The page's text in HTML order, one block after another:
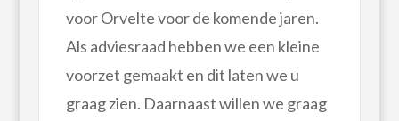
voor Orvelte voor de komende jaren.
Als adviesraad hebben we een kleine
voorzet gemaakt en dit laten we u
graag zien. Daarnaast willen we graag